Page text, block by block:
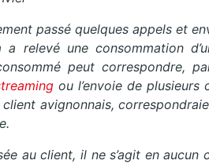
passé quelques appels et
a relevé une consommation
peut correspondre,
ou l’envoie de
avignonnais,
au client, il ne s’agit en